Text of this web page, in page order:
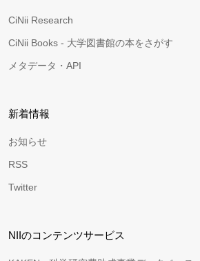
CiNii Research
CiNii Books - 大学図書館の本をさがす
メタデータ・API
新着情報
お知らせ
RSS
Twitter
NIIのコンテンツサービス